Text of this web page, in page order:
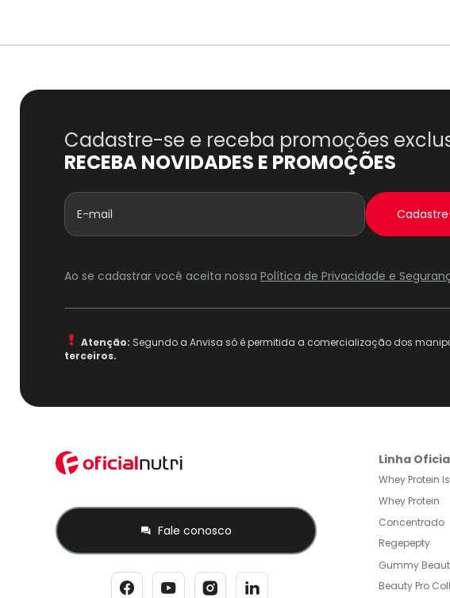
RECEBA NOVIDADES E PROMOÇÕES
Cadastre-se e receba promoções
Ao se cadastrar você aceita nossa Política de Privacidade e
Atenção: Segundo a Anvisa só é permitida a comercialização dos
terceiros.
Fale conosco
Linha
Whey Protein
Whey Protein
Concentrado
Regepepty
Gummy
Beauty Pro